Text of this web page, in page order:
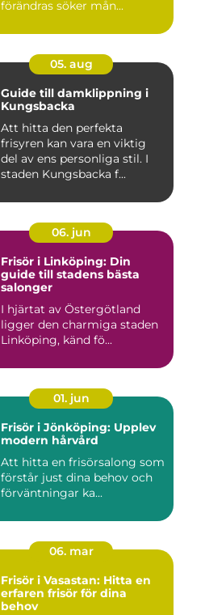
förändras söker mån...
05. aug
Guide till damklippning i
Kungsbacka
Att hitta den perfekta
frisyren kan vara en viktig
del av ens personliga stil. I
staden Kungsbacka f...
06. jun
Frisör i Linköping: Din
guide till stadens bästa
salonger
I hjärtat av Östergötland
ligger den charmiga staden
Linköping, känd fö...
01. jun
Frisör i Jönköping: Upplev
modern hårvård
Att hitta en frisörsalong som
förstår just dina behov och
förväntningar ka...
06. mar
Frisör i Vasastan: Hitta en
erfaren frisör för dina
behov